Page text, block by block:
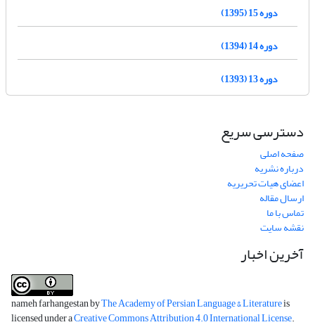
دوره 15 (1395)
دوره 14 (1394)
دوره 13 (1393)
دسترسی سریع
صفحه اصلی
درباره نشریه
اعضای هیات تحریریه
ارسال مقاله
تماس با ما
نقشه سایت
آخرین اخبار
nameh farhangestan byThe Academy of Persian Language & Literatureis
licensed under aCreative Commons Attribution 4.0 International License.